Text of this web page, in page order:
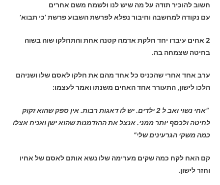
חשוב להוכיר תודה על מה שיש לנו ולשמח משם אחרים
עם נקודה למחשבה וחיבור נפלא לפרשת השבוע פרשת ‘כי תבוא’
2 אחים עיבדו יחד חלקת אדמה קטנה אחת והתחלקו שוה בשוה
בחיטה שצמחה בה.
ערב אחד אחרי שהכניס כל אחד מהם את חלקו לאסם שלו ושניהם
הלכו לישון, התעורר אחד האחים משנתו ואמר לעצמו:
“אחי נשוי ואב ל 2 ילדים. יש לו דאגות רבות. אין ספק שהוא זקוק
לחיטה ולכסף יותר ממני. אנצל את ההזדמנות שהוא ישן ואניח אצלו
כמה משקי הגרעינים שלי”
קם האח לקח כמה שקים מערימה שלו נשא אותם לאסם של אחיו
וחזר לישון.